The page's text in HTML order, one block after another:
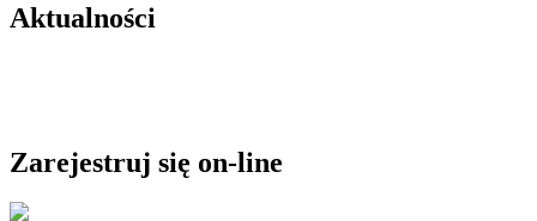
Aktualności
Zarejestruj się on-line